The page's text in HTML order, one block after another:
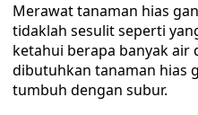
Merawat tanaman hias
tidaklah sesulit seperti
ketahui berapa banyak air
dibutuhkan tanaman hias
tumbuh dengan subur.